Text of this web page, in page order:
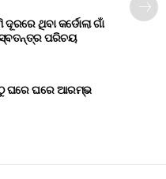
ଥିବା କର୍ଡୋଲା ଗାଁ
ସ୍ବତନ୍ତ୍ର ପରିଚୟ
ଘରେ ଘରେ ଆରମ୍ଭ